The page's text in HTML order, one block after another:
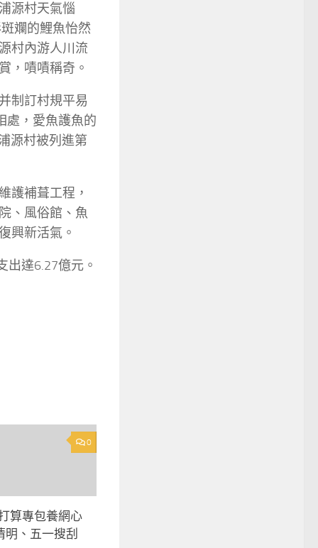
源村天氣惱
斕的鯉魚怡然
村內游人川流
，嘖嘖稱奇。
制訂村規平易
處，愛魚護魚的
源村被列進第
護補葺工程，
、風俗館、魚
興新活氣。
出達6.27億元。
0
算專包養網心
明、五一搜刮